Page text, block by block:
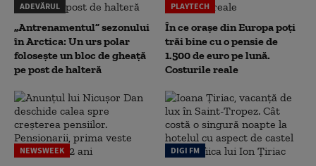
ADEVĂRUL
„Antrenamentul” sezonului
în Arctica: Un urs polar
folosește un bloc de gheață
pe post de halteră
PLAYTECH
În ce orașe din Europa poți
trăi bine cu o pensie de
1.500 de euro pe lună.
Costurile reale
NEWSWEEK DIGI FM